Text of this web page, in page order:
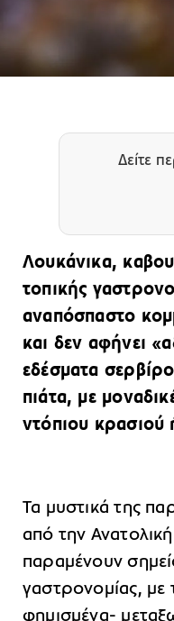
Δείτε
Λουκάνικα,
τοπικής
αναπόσπαστο
και δεν αφήνει
εδέσματα
πιάτα, με
ντόπιου κρασιού
Τα μυστικά της
από την
παραμένουν
γαστρονομίας, με
φημισμένα-